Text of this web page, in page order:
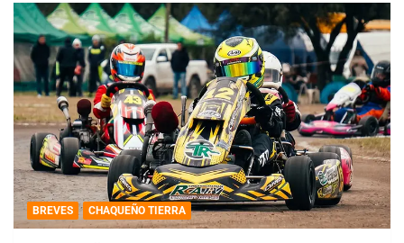
BREVES CHAQUEÑO TIERRA